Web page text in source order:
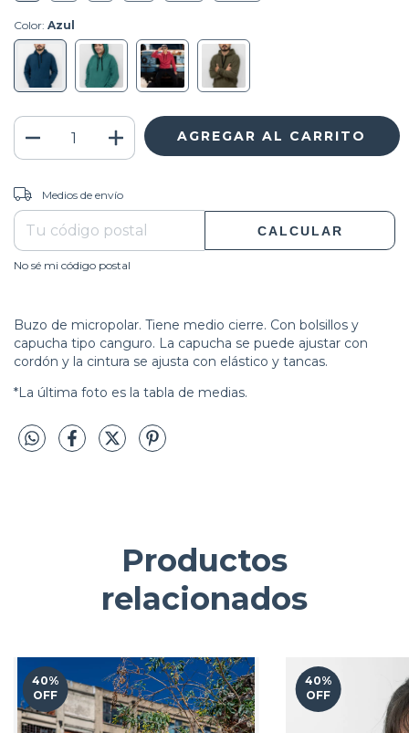
Color: Azul
Entregas para el CP:
Medios de envío
CALCULAR
No sé mi código postal
Buzo de micropolar. Tiene medio cierre. Con bolsillos y
capucha tipo canguro. La capucha se puede ajustar con
cordón y la cintura se ajusta con elástico y tancas.
*La última foto es la tabla de medias.
Productos
relacionados
40%
OFF
40%
OFF